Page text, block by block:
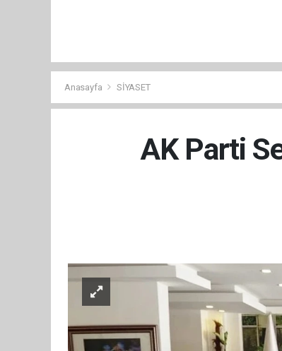
Anasayfa SİYASET
AK Parti